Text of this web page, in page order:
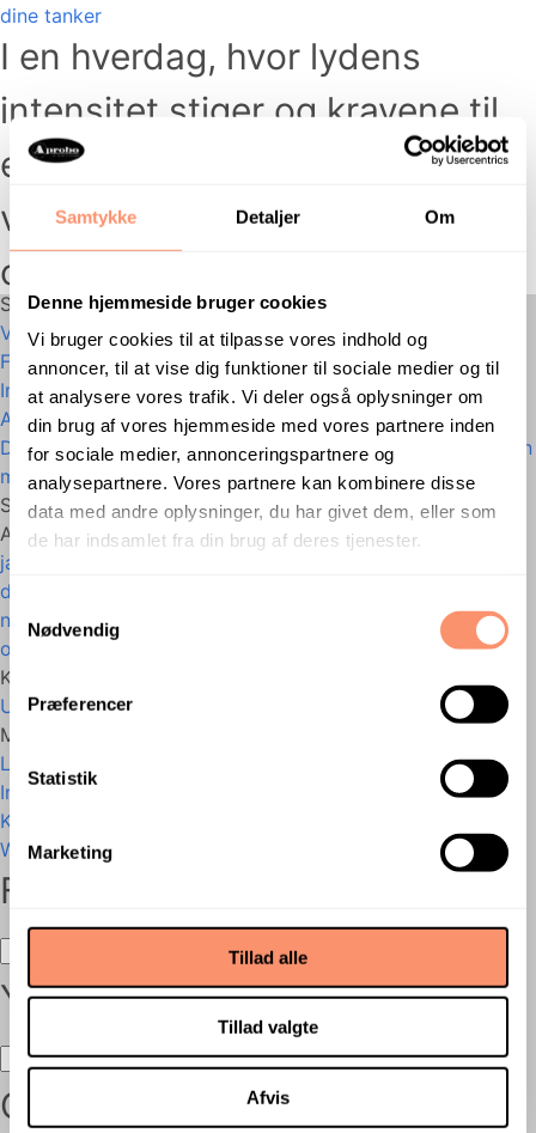
Samtykke Detaljer Om
Denne hjemmeside bruger cookies
Vi bruger cookies til at tilpasse vores indhold og
annoncer, til at vise dig funktioner til sociale medier og til
at analysere vores trafik. Vi deler også oplysninger om
din brug af vores hjemmeside med vores partnere inden
for sociale medier, annonceringspartnere og
analysepartnere. Vores partnere kan kombinere disse
data med andre oplysninger, du har givet dem, eller som
de har indsamlet fra din brug af deres tjenester.
Samtykkevalg
Nødvendig
Præferencer
Statistik
Marketing
Tillad alle
Tillad valgte
Afvis
dine tanker
I en hverdag, hvor lydens
intensitet stiger og kravene til
effektivitet øges, bliver
vigtigheden af ​​at skabe rolige
og stille...
Seneste indlæg
Vi støtter Team Rynkeby og Børnecancerfonden!
Fodtrinsstøj – et støjproblem i bygninger
Innovativ lydisolering for optimal akustik
Akustiske udtryk
Decibel LVT – Det perfekte akustiske tæppe i kombination
med LVT gulve!
Seneste kommentarer
Arkiver
januar 2024
december 2023
november 2023
oktober 2023
Kategorier
Uncategorized @da
Meta
Log ind
Indlægsfeed
Kommentarfeed
WordPress.org
För- och efternamn
Your email
Company